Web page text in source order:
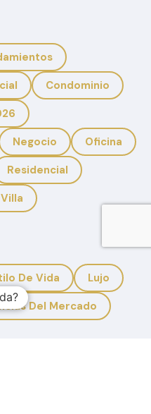
Condominio
Negocio
Oficina
Residencial
Villa
De Vida
Lujo
Del Mercado